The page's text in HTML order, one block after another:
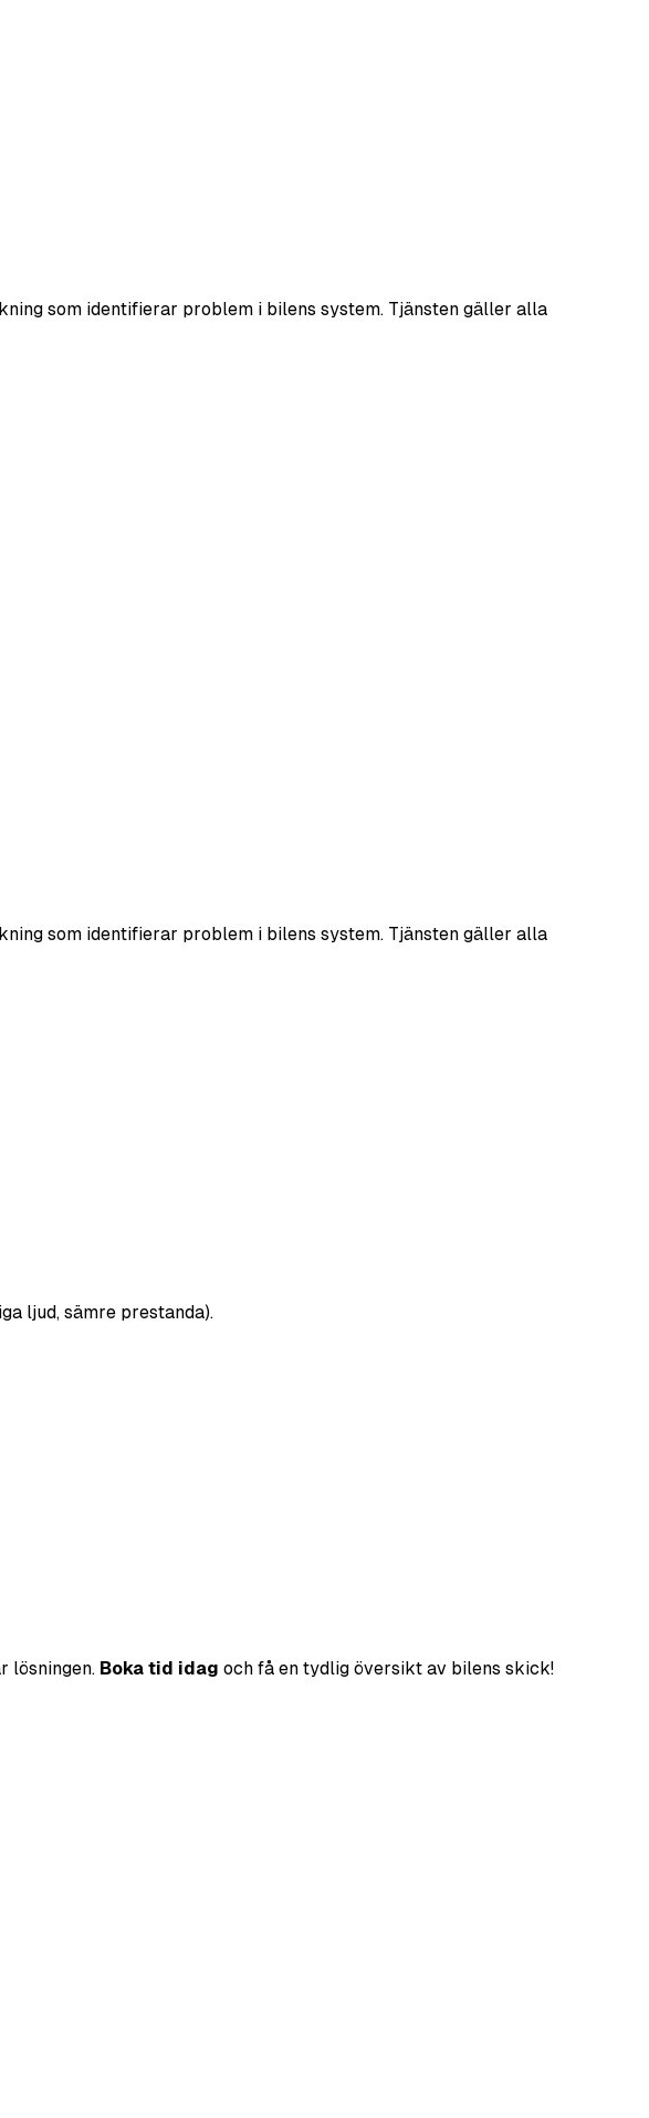
som identifierar problem i bilens system. Tjänsten gäller alla
som identifierar problem i bilens system. Tjänsten gäller alla
ljud, sämre prestanda).
lösningen. Boka tid idag och få en tydlig översikt av bilens skick!